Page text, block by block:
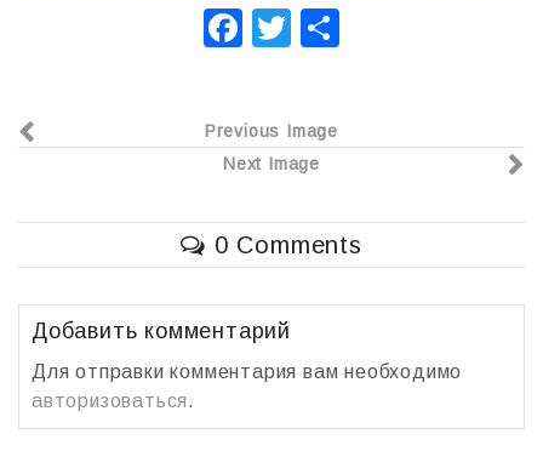
F
e
b
o
o
k
T
er р
в
и
т
Previous Image
Next Image
0 Comments
Добавить комментарий
Для отправки комментария вам необходимо
авторизоваться.